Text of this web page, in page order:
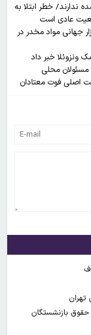
ندارند/ خطر ابتلا به
جهانی مواد مخدر در
ونزوئلا خبر داد
محلی
اصلی فوت معتادان
حقوق بازنشستگان